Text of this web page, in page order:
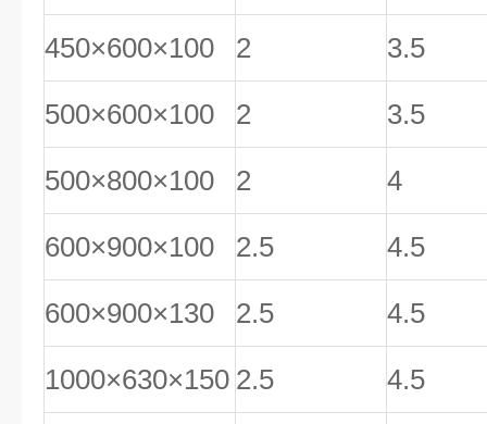
450×600×100 2 3.5
500×600×100 2 3.5
500×800×100 2 4
600×900×100 2.5 4.5
600×900×130 2.5 4.5
1000×630×150 2.5 4.5